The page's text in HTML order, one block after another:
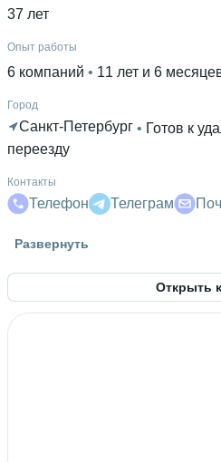
37 лет
Опыт работы
6 компаний 11 лет и 6
Город
Санкт-Петербург • Готов к
переезду
Контакты
Телефон Телеграм
Гражданство
Английский В1
Развернуть
Открыть